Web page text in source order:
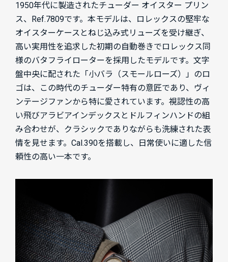
1950年代に製造されたチューダー オイスター プリン
ス、Ref.7809です。本モデルは、ロレックスの堅牢な
オイスターケースとねじ込み式リューズを受け継ぎ、
高い実用性を追求した初期の自動巻きでロレックス同
様のバタフライローターを採用したモデルです。文字
盤中央に配された「小バラ（スモールローズ）」のロ
ゴは、この時代のチューダー特有の意匠であり、ヴィ
ンテージファンから特に愛されています。視認性の高
い飛びアラビアインデックスとドルフィンハンドの組
み合わせが、クラシックでありながらも洗練された表
情を見せます。Cal.390を搭載し、日常使いに適した信
頼性の高い一本です。